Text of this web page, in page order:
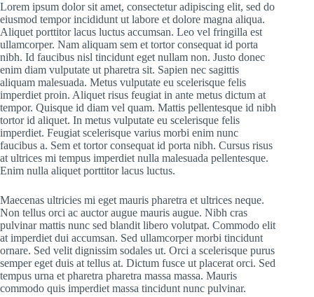
Lorem ipsum dolor sit amet, consectetur adipiscing elit, sed do
eiusmod tempor incididunt ut labore et dolore magna aliqua.
Aliquet porttitor lacus luctus accumsan. Leo vel fringilla est
ullamcorper. Nam aliquam sem et tortor consequat id porta
nibh. Id faucibus nisl tincidunt eget nullam non. Justo donec
enim diam vulputate ut pharetra sit. Sapien nec sagittis
aliquam malesuada. Metus vulputate eu scelerisque felis
imperdiet proin. Aliquet risus feugiat in ante metus dictum at
tempor. Quisque id diam vel quam. Mattis pellentesque id nibh
tortor id aliquet. In metus vulputate eu scelerisque felis
imperdiet. Feugiat scelerisque varius morbi enim nunc
faucibus a. Sem et tortor consequat id porta nibh. Cursus risus
at ultrices mi tempus imperdiet nulla malesuada pellentesque.
Enim nulla aliquet porttitor lacus luctus.
Maecenas ultricies mi eget mauris pharetra et ultrices neque.
Non tellus orci ac auctor augue mauris augue. Nibh cras
pulvinar mattis nunc sed blandit libero volutpat. Commodo elit
at imperdiet dui accumsan. Sed ullamcorper morbi tincidunt
ornare. Sed velit dignissim sodales ut. Orci a scelerisque purus
semper eget duis at tellus at. Dictum fusce ut placerat orci. Sed
tempus urna et pharetra pharetra massa massa. Mauris
commodo quis imperdiet massa tincidunt nunc pulvinar.